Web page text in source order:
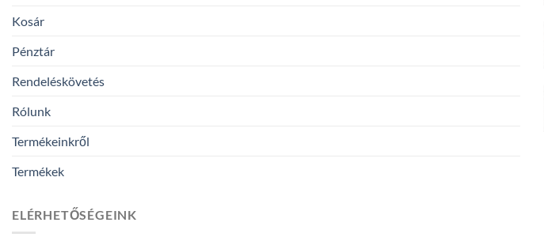
Kosár
Pénztár
Rendeléskövetés
Rólunk
Termékeinkről
Termékek
ELÉRHETŐSÉGEINK